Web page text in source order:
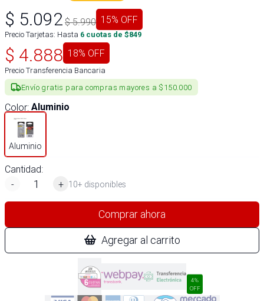
$ 5.092 $5.990 15% OFF
Precio Tarjetas: Hasta 6 cuotas de $849
$ 4.888 18% OFF
Precio Transferencia Bancaria
Envío gratis para compras mayores a $150.000
Color: Aluminio
Aluminio
Cantidad:
-
+ 10+ disponibles
Comprar ahora
Agregar al carrito
4%
OFF